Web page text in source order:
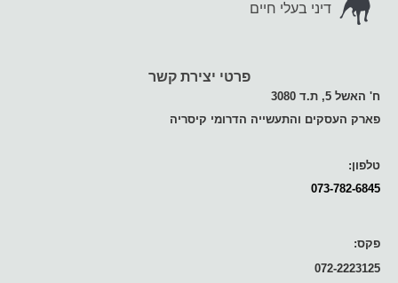
דיני בעלי חיים
פרטי יצירת קשר
ח' האשל 5, ת.ד 3080
פארק העסקים והתעשייה הדרומי קיסריה
טלפון:
073-782-6845
פקס:
072-2223125